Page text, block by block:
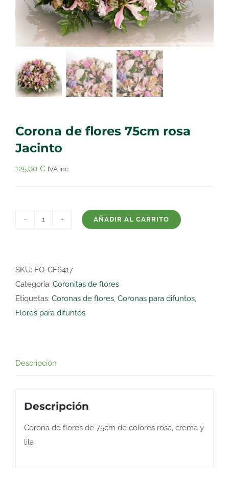
Corona de flores 75cm rosa
Jacinto
125,00 € IVA inc.
75cm
rosa
Jacinto
cantidad
AÑADIR AL CARRITO
SKU: FO-CF6417
Categoría: Coronitas de flores
Etiquetas: Coronas de flores Coronas para difuntos
Flores para difuntos
Descripción
Descripción
Corona de flores de 75cm de colores rosa, crema y
lila